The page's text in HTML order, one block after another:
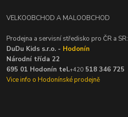
VELKOOBCHOD A MALOOBCHOD
Prodejna a servisní středisko pro ČR a SR:
DuDu Kids s.r.o. - Hodonín
Národní třída 22
695 01 Hodonín tel.+420 518 346 725
Vice info o Hodonínské prodejně